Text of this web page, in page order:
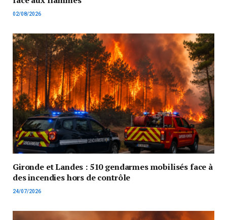
02/08/2026
Gironde et Landes : 510 gendarmes mobilisés face à
des incendies hors de contrôle
24/07/2026